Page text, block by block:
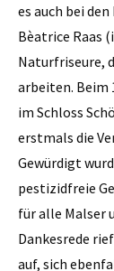
es auch bei
Bèatrice Raas
Naturfriseure,
arbeiten. Beim
im Schloss
erstmals die
Gewürdigt
pestizidfreie
für alle Malser
Dankesrede
auf, sich